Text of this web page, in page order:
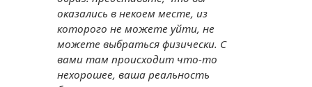
оказались в некоем месте, из
которого не можете уйти, не
можете выбраться физически. С
вами там происходит что-то
нехорошее, ваша реальность